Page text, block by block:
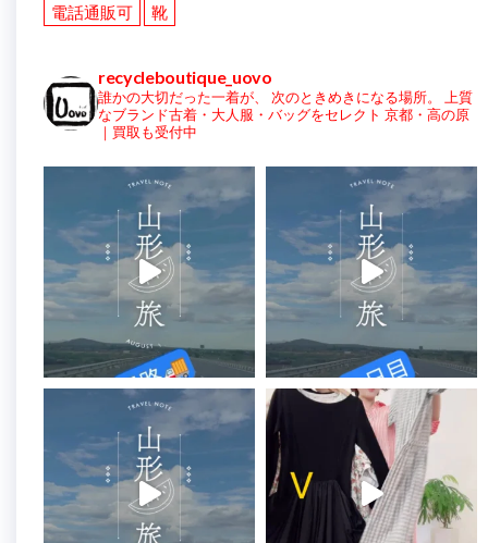
電話通販可
靴
recycleboutique_uovo
誰かの大切だった一着が、 次のときめきになる場所。
上質
なブランド古着・大人服・バッグをセレクト 京都・高の原
｜買取も受付中